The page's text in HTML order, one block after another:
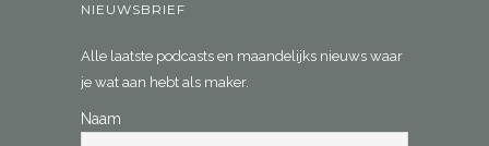
NIEUWSBRIEF
Alle laatste podcasts en maandelijks nieuws waar
je wat aan hebt als maker.
Naam